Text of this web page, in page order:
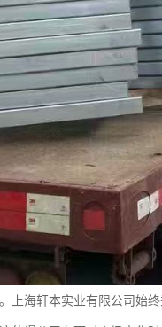
上海轩本实业有限公司始